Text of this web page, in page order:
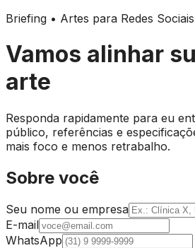
Briefing • Artes para Redes Sociais
Vamos alinhar
arte
Responda rapidamente para eu
público, referências e
mais foco e menos retrabalho.
Sobre você
Seu nome ou empresa
E-mail
WhatsApp